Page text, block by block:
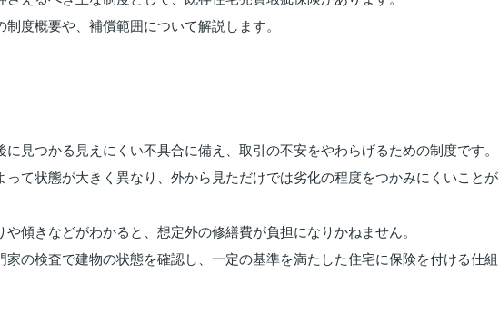
度概要や、補償範囲について解説します。
見つかる見えにくい不具合に備え、取引の不安をやわらげるための制度です。
て状態が大きく異なり、外から見ただけでは劣化の程度をつかみにくいことが
傾きなどがわかると、想定外の修繕費が負担になりかねません。
家の検査で建物の状態を確認し、一定の基準を満たした住宅に保険を付ける仕組